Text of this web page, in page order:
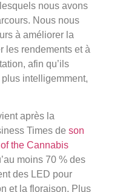
nous avons
Nous nous
à améliorer la
les rendements et à
afin qu’ils
intelligemment,
après la
Times de son
the Cannabis
moins 70 % des
des LED pour
et la floraison. Plus